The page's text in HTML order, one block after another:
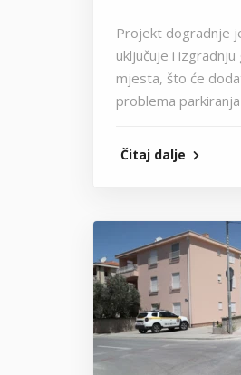
Projekt dogradnje
uključuje i
mjesta, što će
problema parkiranja
Čitaj dalje